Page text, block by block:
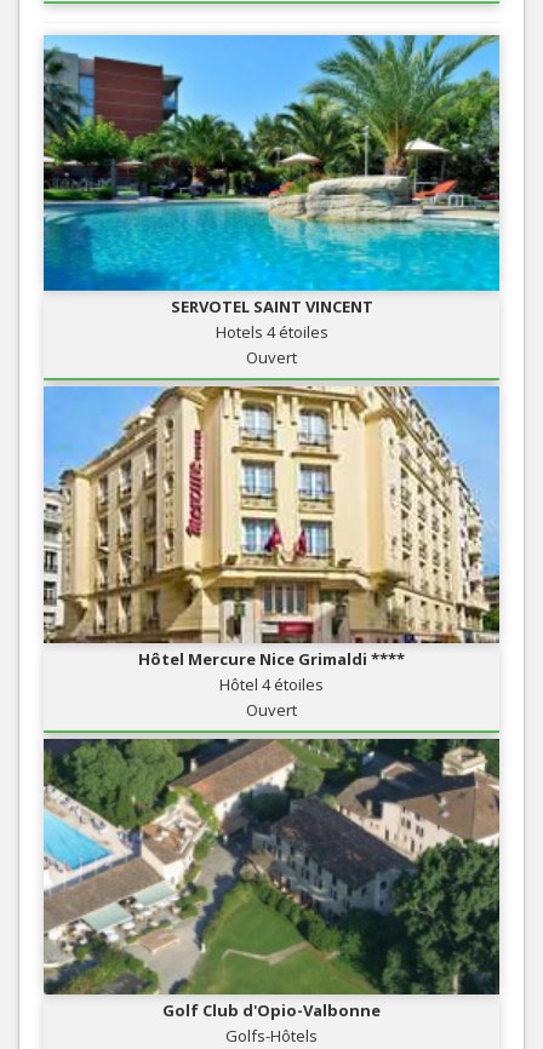
SERVOTEL SAINT VINCENT
Hotels 4 étoiles
Ouvert
Hôtel Mercure Nice Grimaldi ****
Hôtel 4 étoiles
Ouvert
Golf Club d'Opio-Valbonne
Golfs-Hôtels